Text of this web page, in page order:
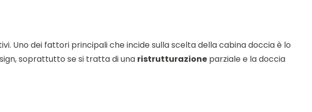
Uno dei fattori principali che incide sulla scelta della cabina doccia è lo
soprattutto se si tratta di una ristrutturazione parziale e la doccia